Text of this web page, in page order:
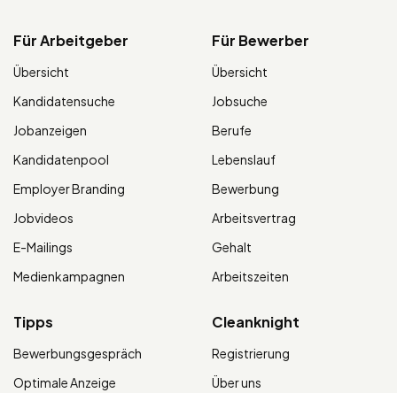
Für Arbeitgeber
Übersicht
Kandidatensuche
Jobanzeigen
Kandidatenpool
Employer Branding
Jobvideos
E-Mailings
Medienkampagnen
Für Bewerber
Übersicht
Jobsuche
Berufe
Lebenslauf
Bewerbung
Arbeitsvertrag
Gehalt
Arbeitszeiten
Tipps
Bewerbungsgespräch
Optimale Anzeige
Cleanknight
Registrierung
Über uns